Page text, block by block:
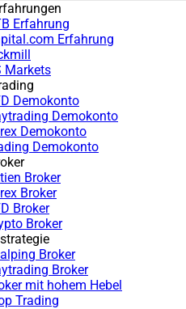
Erfahrung
Erfahrung
Markets
Demokonto
Demokonto
Demokonto
Demokonto
Broker
Broker
Broker
Broker
Broker
Broker
mit hohem Hebel
Trading